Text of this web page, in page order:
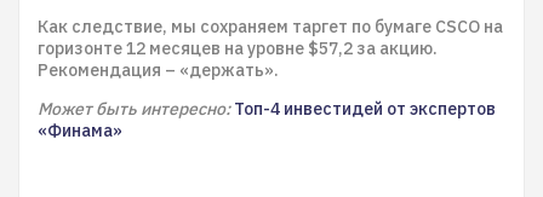
Как следствие, мы сохраняем таргет по бумаге CSCO на
горизонте 12 месяцев на уровне $57,2 за акцию.
Рекомендация – «держать».
Может быть интересно: Топ-4 инвестидей от экспертов
«Финама»